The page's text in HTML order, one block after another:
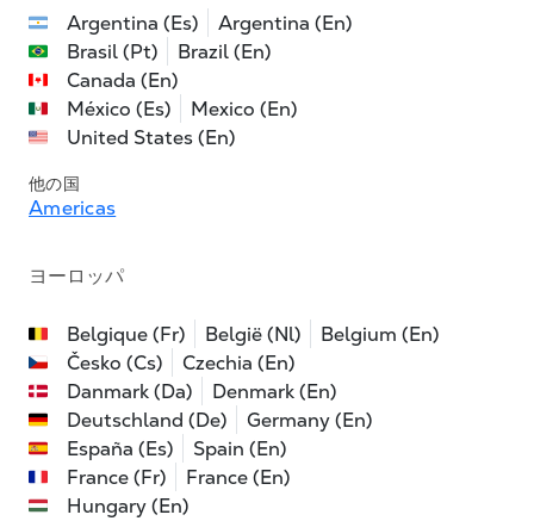
Argentina (Es)
Argentina (En)
Brasil (Pt)
Brazil (En)
Canada (En)
México (Es)
Mexico (En)
United States (En)
他の国
Americas
ヨーロッパ
Belgique (Fr) België (Nl)
Belgium (En)
Česko (Cs)
Czechia (En)
Danmark (Da)
Denmark (En)
Deutschland (De)
Germany (En)
España (Es)
Spain (En)
France (Fr)
France (En)
Hungary (En)